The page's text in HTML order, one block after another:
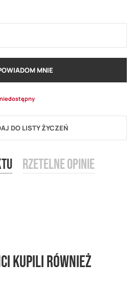
MNIE
DO LISTY ŻYCZEŃ
Rzetelne opinie
kupili również